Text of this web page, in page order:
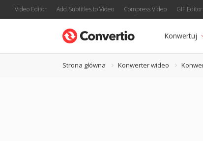
Video Editor Add Subtitles to Video Compress Video GIF Editor
Konwertuj
Strona główna Konwerter wideo